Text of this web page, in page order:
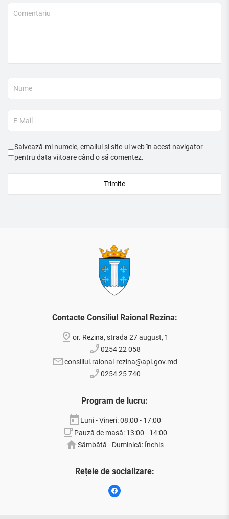
Salvează-mi numele, emailul și site-ul web în acest navigator
pentru data viitoare când o să comentez.
Contacte Consiliul Raional Rezina:
or. Rezina, strada 27 august, 1
0254 22 058
consiliul.raional-rezina@apl.gov.md
0254 25 740
Program de lucru:
Luni - Vineri: 08:00 - 17:00
Pauză de masă: 13:00 - 14:00
Sâmbătă - Duminică: Închis
Rețele de socializare: